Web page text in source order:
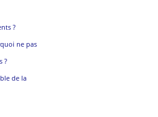
?
ne pas
?
de la